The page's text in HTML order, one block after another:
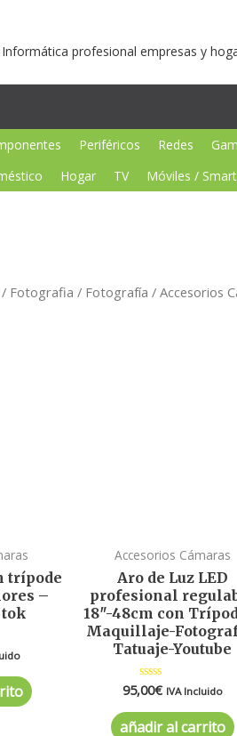
Informática profesional empresas y
Periféricos Redes
Hogar TV Móviles /
Fotografia / Fotografía / Accesorios
trípode
–
Accesorios Cámaras
Aro de Luz LED
profesional
18″-48cm con
Maquillaje-
Tatuaje-Youtube
Valorado
en
0
de
95,00€ IVA Incluido
añadir al carrito